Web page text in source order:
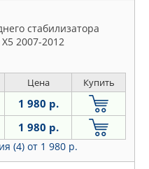
стабилизатора
2007-2012
Цена Купить
1 980 р.
1 980 р.
(4) от 1 980 р.